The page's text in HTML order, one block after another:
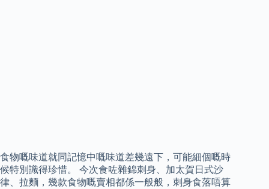
食物嘅味道就同記憶中嘅味道差幾遠下，可能細個嘅時
候特別識得珍惜。 今次食咗雜錦刺身、加太賀日式沙
律、拉麵，幾款食物嘅賣相都係一般般，刺身食落唔算